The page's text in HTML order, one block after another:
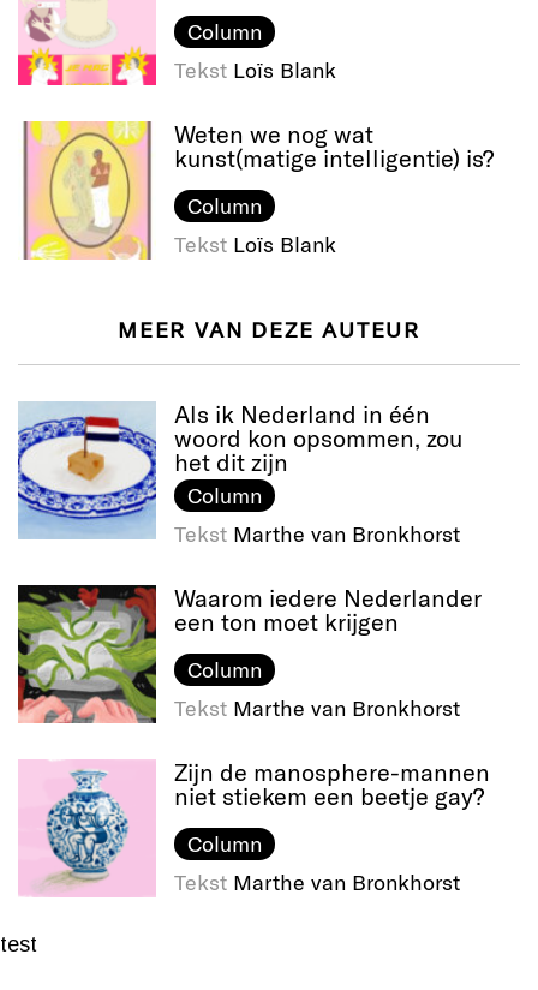
Column
Tekst Loïs Blank
Weten we nog wat
kunst(matige intelligentie) is?
Column
Tekst Loïs Blank
MEER VAN DEZE AUTEUR
Als ik Nederland in één
woord kon opsommen, zou
het dit zijn
Column
Tekst Marthe van Bronkhorst
Waarom iedere Nederlander
een ton moet krijgen
Column
Tekst Marthe van Bronkhorst
Zijn de manosphere-mannen
niet stiekem een beetje gay?
Column
Tekst Marthe van Bronkhorst
test